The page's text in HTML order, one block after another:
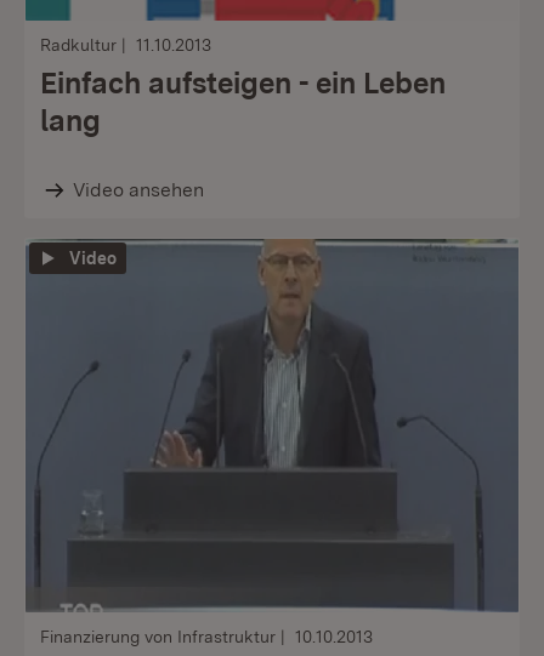
Radkultur 11.10.2013
Einfach aufsteigen - ein Leben
lang
Video ansehen
Video
Finanzierung von Infrastruktur 10.10.2013